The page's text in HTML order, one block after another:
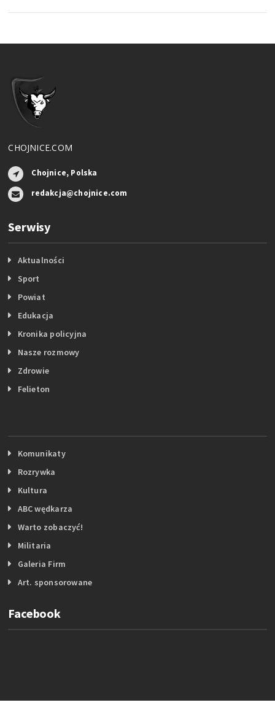
CHOJNICE.COM
Chojnice, Polska
redakcja@chojnice.com
Serwisy
Aktualności
Sport
Powiat
Edukacja
Kronika policyjna
Nasze rozmowy
Zdrowie
Felieton
Komunikaty
Rozrywka
Kultura
ABC wędkarza
Warto zobaczyć!
Militaria
Galeria Firm
Art. sponsorowane
Facebook